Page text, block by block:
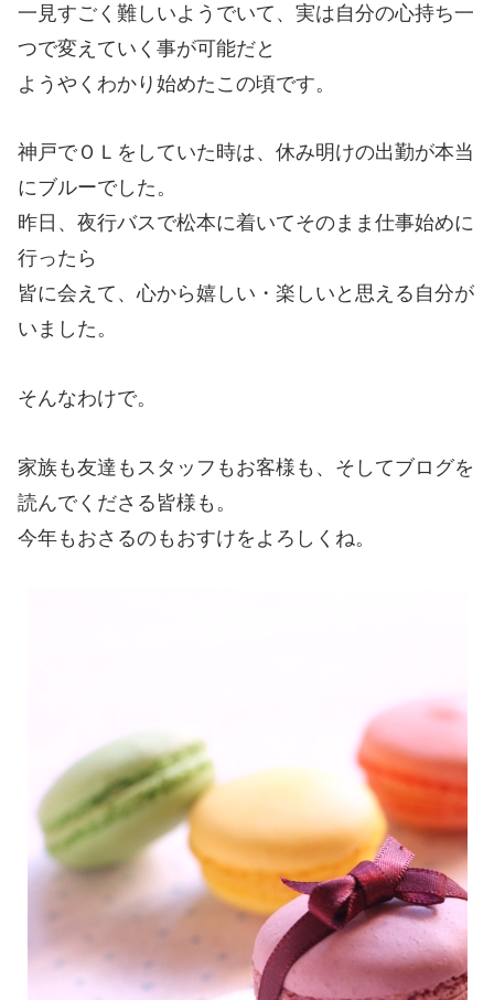
一見すごく難しいようでいて、実は自分の心持ち一
つで変えていく事が可能だと
ようやくわかり始めたこの頃です。
神戸でＯＬをしていた時は、休み明けの出勤が本当
にブルーでした。
昨日、夜行バスで松本に着いてそのまま仕事始めに
行ったら
皆に会えて、心から嬉しい・楽しいと思える自分が
いました。
そんなわけで。
家族も友達もスタッフもお客様も、そしてブログを
読んでくださる皆様も。
今年もおさるのもおすけをよろしくね。